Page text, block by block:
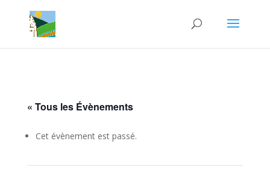
« Tous les Évènements
Cet évènement est passé.